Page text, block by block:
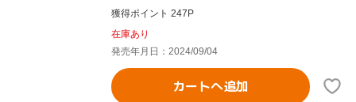
獲得ポイント 247P
在庫あり
発売年月日：2024/09/04
カートへ追加